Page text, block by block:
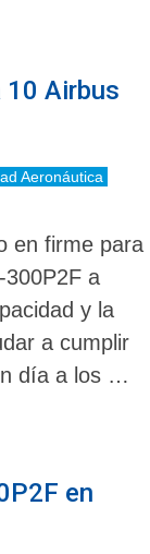
10 Airbus
Aeronáutica
en firme para
300P2F a
y la
a cumplir
día a los …
en